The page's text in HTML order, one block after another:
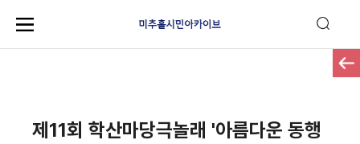
제11회 학산마당극놀래 '아름다운 동행